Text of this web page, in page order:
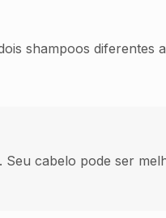
shampoos diferentes
cabelo pode ser